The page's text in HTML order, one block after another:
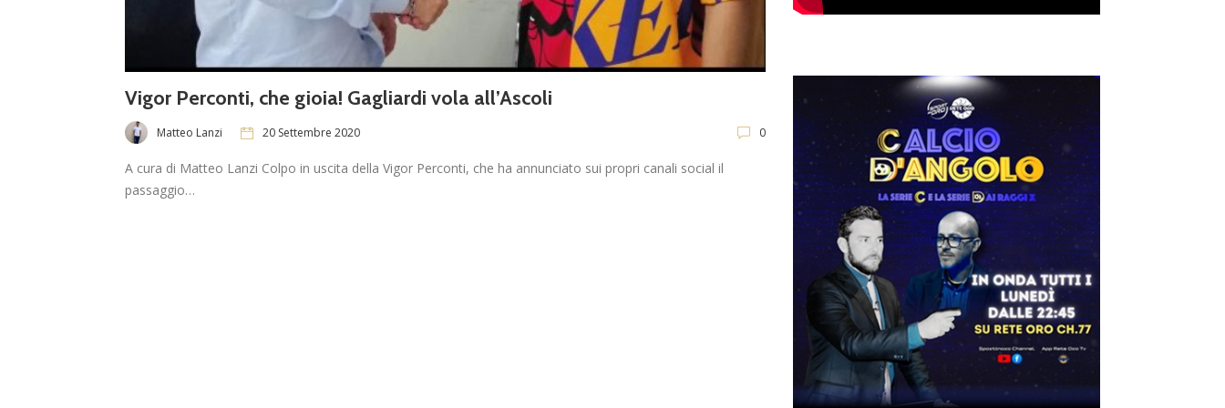
Vigor Perconti, che gioia! Gagliardi vola all’Ascoli
Matteo Lanzi 20 Settembre 2020 0
A cura di Matteo Lanzi Colpo in uscita della Vigor Perconti, che ha annunciato sui propri canali social il
passaggio…